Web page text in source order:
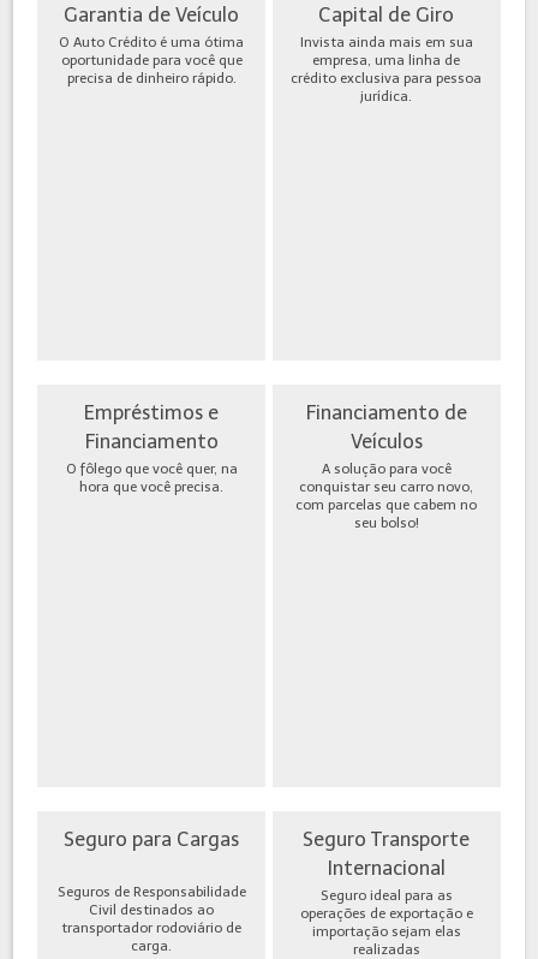
Garantia de Veículo
O Auto Crédito é uma ótima
oportunidade para você que
precisa de dinheiro rápido.
Capital de Giro
Invista ainda mais em sua
empresa, uma linha de
crédito exclusiva para pessoa
jurídica.
Empréstimos e
Financiamento
O fôlego que você quer, na
hora que você precisa.
Financiamento de
Veículos
A solução para você
conquistar seu carro novo,
com parcelas que cabem no
seu bolso!
Seguro para Cargas
Seguros de Responsabilidade
Civil destinados ao
transportador rodoviário de
carga.
Seguro Transporte
Internacional
Seguro ideal para as
operações de exportação e
importação sejam elas
realizadas